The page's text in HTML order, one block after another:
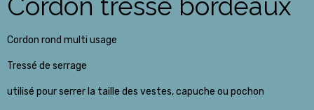
Cordon tressé bordeaux
Cordon rond multi usage
Tressé de serrage
utilisé pour serrer la taille des vestes, capuche ou pochon